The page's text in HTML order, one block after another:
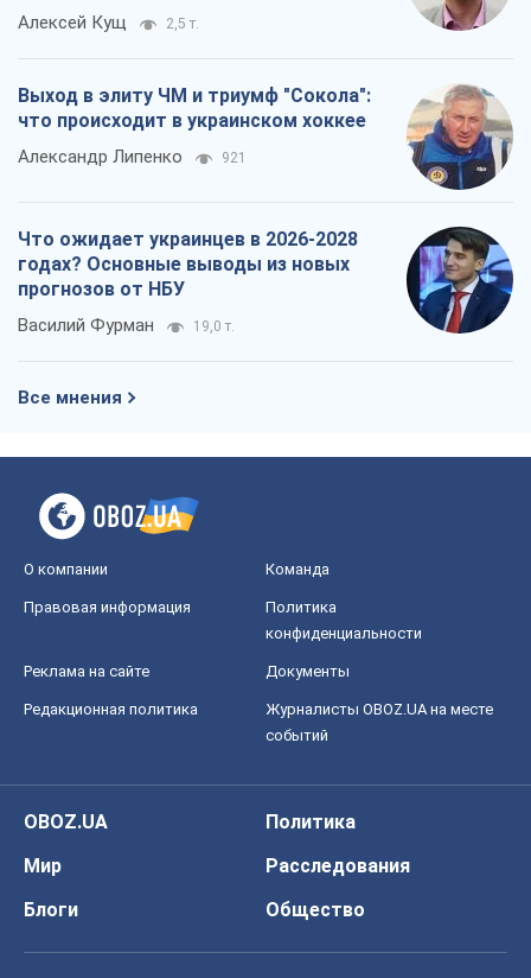
Алексей Кущ 2,5 т.
Выход в элиту ЧМ и триумф "Сокола":
что происходит в украинском хоккее
Александр Липенко 921
Что ожидает украинцев в 2026-2028
годах? Основные выводы из новых
прогнозов от НБУ
Василий Фурман 19,0 т.
Все мнения
О компании Команда
Правовая информация
Политика
конфиденциальности
Реклама на сайте Документы
Редакционная политика
Журналисты OBOZ.UA на месте
событий
OBOZ.UA
Политика
Мир
Расследования
Блоги
Общество